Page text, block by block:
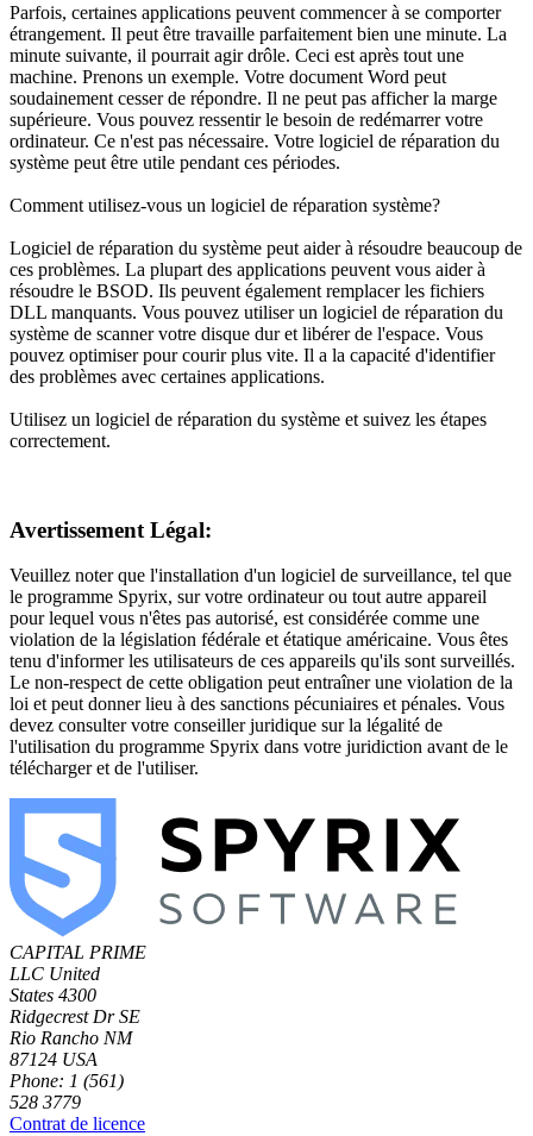
Parfois, certaines applications peuvent commencer à se comporter
étrangement. Il peut être travaille parfaitement bien une minute. La
minute suivante, il pourrait agir drôle. Ceci est après tout une
machine. Prenons un exemple. Votre document Word peut
soudainement cesser de répondre. Il ne peut pas afficher la marge
supérieure. Vous pouvez ressentir le besoin de redémarrer votre
ordinateur. Ce n'est pas nécessaire. Votre logiciel de réparation du
système peut être utile pendant ces périodes.
Comment utilisez-vous un logiciel de réparation système?
Logiciel de réparation du système peut aider à résoudre beaucoup de
ces problèmes. La plupart des applications peuvent vous aider à
résoudre le BSOD. Ils peuvent également remplacer les fichiers
DLL manquants. Vous pouvez utiliser un logiciel de réparation du
système de scanner votre disque dur et libérer de l'espace. Vous
pouvez optimiser pour courir plus vite. Il a la capacité d'identifier
des problèmes avec certaines applications.
Utilisez un logiciel de réparation du système et suivez les étapes
correctement.
Avertissement Légal:
Veuillez noter que l'installation d'un logiciel de surveillance, tel que
le programme Spyrix, sur votre ordinateur ou tout autre appareil
pour lequel vous n'êtes pas autorisé, est considérée comme une
violation de la législation fédérale et étatique américaine. Vous êtes
tenu d'informer les utilisateurs de ces appareils qu'ils sont surveillés.
Le non-respect de cette obligation peut entraîner une violation de la
loi et peut donner lieu à des sanctions pécuniaires et pénales. Vous
devez consulter votre conseiller juridique sur la légalité de
l'utilisation du programme Spyrix dans votre juridiction avant de le
télécharger et de l'utiliser.
CAPITAL PRIME
LLC United
States 4300
Ridgecrest Dr SE
Rio Rancho NM
87124 USA
Phone: 1 (561)
528 3779
Contrat de licence